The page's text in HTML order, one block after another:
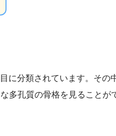
に分類されています。その
多孔質の骨格を見ること